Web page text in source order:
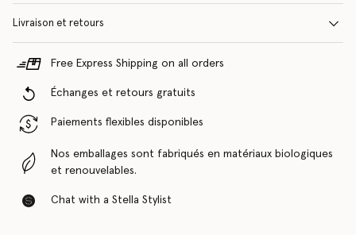
Livraison et retours
Free Express Shipping on all orders
Échanges et retours gratuits
Paiements flexibles disponibles
Nos emballages sont fabriqués en matériaux biologiques
et renouvelables.
Chat with a Stella Stylist